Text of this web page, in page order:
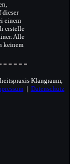
dieser
einem
erstelle
Alle
keinem
Klangraum,
| Datenschutz